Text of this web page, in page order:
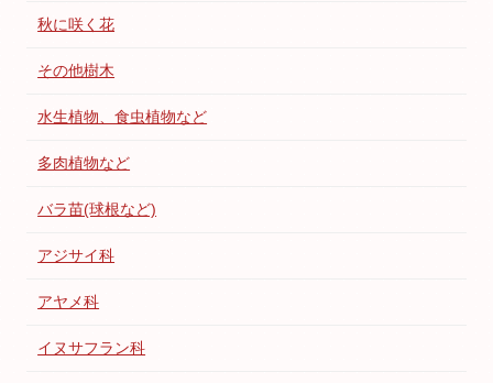
秋に咲く花
その他樹木
水生植物、食虫植物など
多肉植物など
バラ苗(球根など)
アジサイ科
アヤメ科
イヌサフラン科